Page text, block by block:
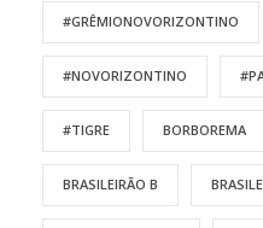
#GRÊMIONOVORIZONTINO
#NOVORIZONTINO
#TIGRE BORBOREMA
BRASILEIRÃO B